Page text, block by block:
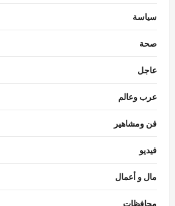
سياسة
صحة
عاجل
عرب وعالم
فن ومشاهير
فيديو
مال و أعمال
محافظات
3
4